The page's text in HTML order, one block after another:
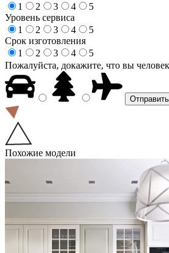
1
2 3 4
5
Уровень сервиса
1
2 3 4
5
Срок изготовления
1
2 3 4
5
Пожалуйста, докажите, что вы
Похожие модели